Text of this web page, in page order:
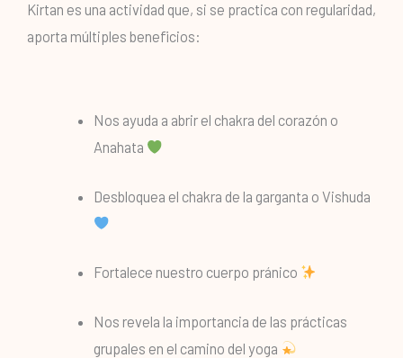
Kirtan es una actividad que, si se practica con regularidad,
aporta múltiples beneficios:
Nos ayuda a abrir el chakra del corazón o
Anahata
Desbloquea el chakra de la garganta o Vishuda
Fortalece nuestro cuerpo pránico
Nos revela la importancia de las prácticas
grupales en el camino del yoga